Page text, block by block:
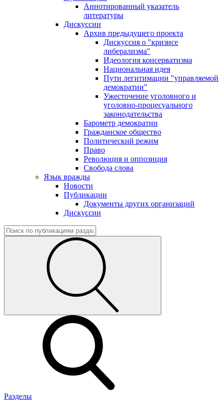
Аннотированный указатель
литературы
Дискуссии
Архив предыдущего проекта
Дискуссия о "кризисе
либерализма"
Идеология консерватизма
Национальная идея
Пути легитимации "управляемой
демократии"
Ужесточение уголовного и
уголовно-процесуального
законодательства
Барометр демократии
Гражданское общество
Политический режим
Право
Революция и оппозиция
Свобода слова
Язык вражды
Новости
Публикации
Документы других организаций
Дискуссии
Разделы